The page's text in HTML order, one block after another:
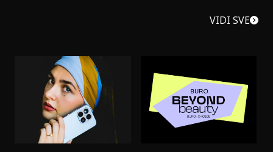
VIDI SVE